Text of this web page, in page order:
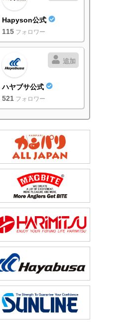
Hapyson公式
115 フォロワー
追加
ハヤブサ公式
521 フォロワー